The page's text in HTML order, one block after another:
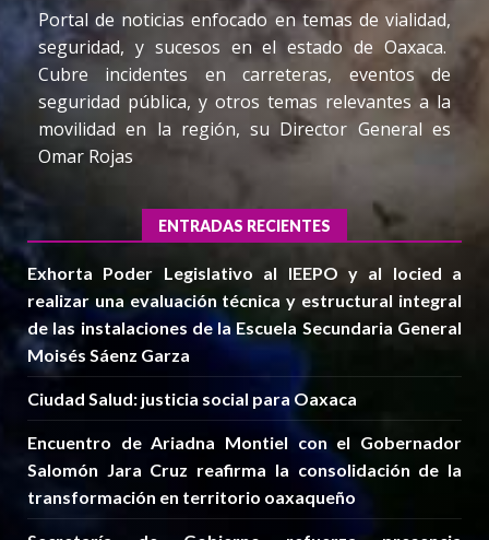
Portal de noticias enfocado en temas de vialidad,
seguridad, y sucesos en el estado de Oaxaca.
Cubre incidentes en carreteras, eventos de
seguridad pública, y otros temas relevantes a la
movilidad en la región, su Director General es
Omar Rojas
ENTRADAS RECIENTES
Exhorta Poder Legislativo al IEEPO y al Iocied a
realizar una evaluación técnica y estructural integral
de las instalaciones de la Escuela Secundaria General
Moisés Sáenz Garza
Ciudad Salud: justicia social para Oaxaca
Encuentro de Ariadna Montiel con el Gobernador
Salomón Jara Cruz reafirma la consolidación de la
transformación en territorio oaxaqueño